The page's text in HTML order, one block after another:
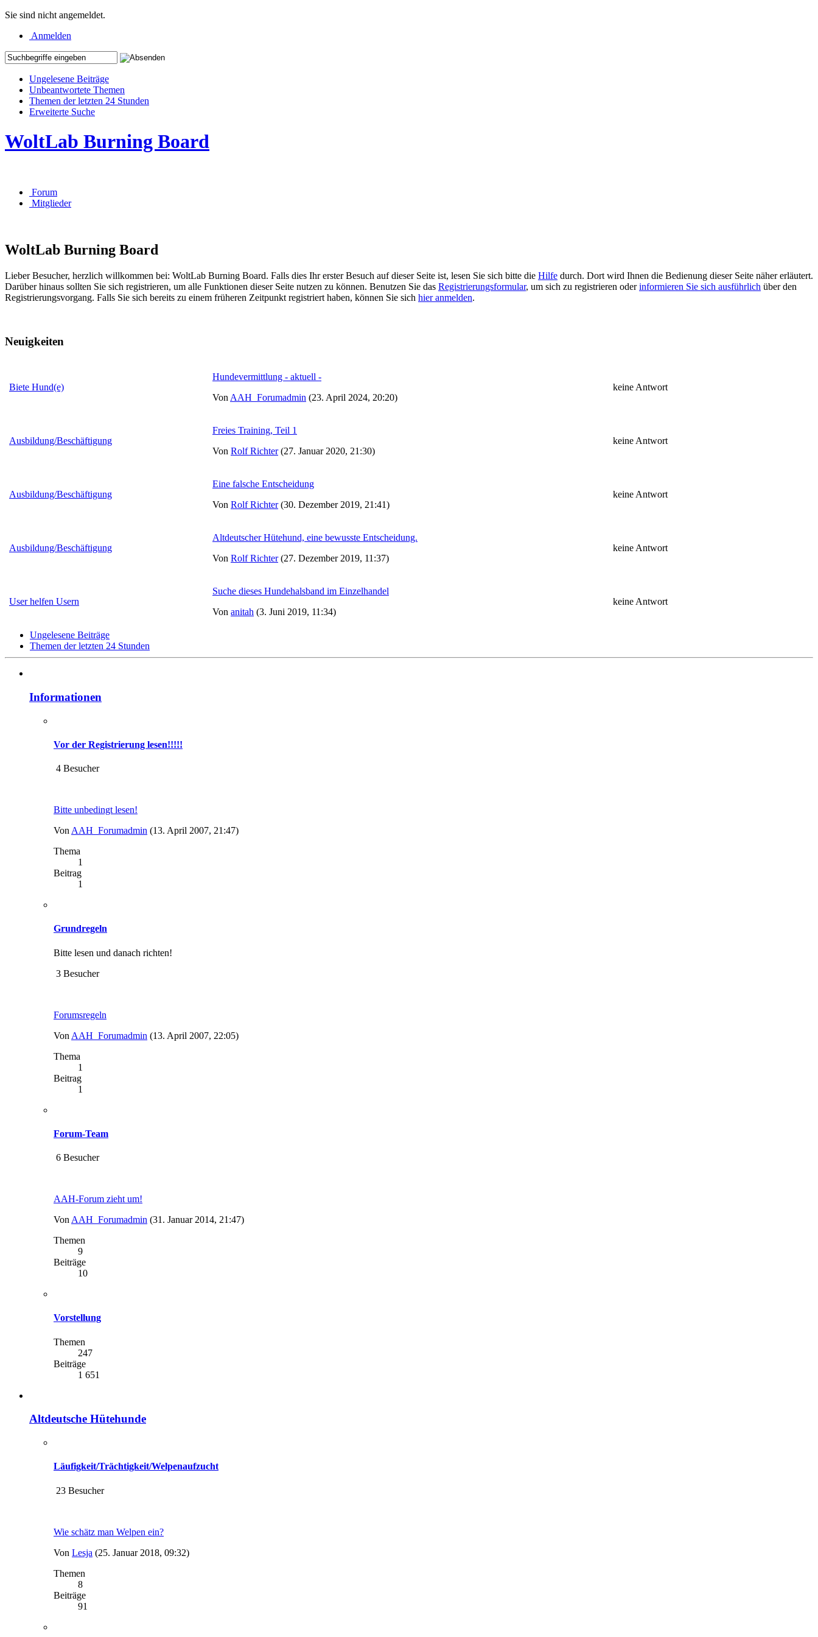
Sie sind nicht angemeldet.
Anmelden
Ungelesene Beiträge
Unbeantwortete Themen
Themen der letzten 24 Stunden
Erweiterte Suche
WoltLab Burning Board
Forum
Mitglieder
WoltLab Burning Board
Lieber Besucher, herzlich willkommen bei: WoltLab Burning Board. Falls dies Ihr erster Besuch auf dieser Seite ist, lesen Sie sich bitte die Hilfe durch. Dort wird Ihnen die Bedienung dieser Seite näher erläutert.
Darüber hinaus sollten Sie sich registrieren, um alle Funktionen dieser Seite nutzen zu können. Benutzen Sie das Registrierungsformular, um sich zu registrieren oderinformieren Sie sich ausführlich über den
Registrierungsvorgang. Falls Sie sich bereits zu einem früheren Zeitpunkt registriert haben, können Sie sich hier anmelden.
Neuigkeiten
Biete Hund(e)
Hundevermittlung - aktuell -
Von AAH_Forumadmin (23. April 2024, 20:20)
keine Antwort
Ausbildung/Beschäftigung
Freies Training, Teil 1
Von Rolf Richter(27. Januar 2020, 21:30)
keine Antwort
Ausbildung/Beschäftigung
Eine falsche Entscheidung
Von Rolf Richter(30. Dezember 2019, 21:41)
keine Antwort
Ausbildung/Beschäftigung
Altdeutscher Hütehund, eine bewusste Entscheidung.
Von Rolf Richter(27. Dezember 2019, 11:37)
keine Antwort
User helfen Usern
Suche dieses Hundehalsband im Einzelhandel
Von anitah (3. Juni 2019, 11:34)
keine Antwort
Ungelesene Beiträge
Themen der letzten 24 Stunden
Informationen
Vor der Registrierung lesen!!!!!
4 Besucher
Bitte unbedingt lesen!
Von AAH_Forumadmin (13. April 2007, 21:47)
Thema
1
Beitrag
1
Grundregeln
Bitte lesen und danach richten!
3 Besucher
Forumsregeln
Von AAH_Forumadmin (13. April 2007, 22:05)
Thema
1
Beitrag
1
Forum-Team
6 Besucher
AAH-Forum zieht um!
Von AAH_Forumadmin (31. Januar 2014, 21:47)
Themen
9
Beiträge
10
Vorstellung
Themen
247
Beiträge
1 651
Altdeutsche Hütehunde
Läufigkeit/Trächtigkeit/Welpenaufzucht
23 Besucher
Wie schätz man Welpen ein?
Von Lesja (25. Januar 2018, 09:32)
Themen
8
Beiträge
91